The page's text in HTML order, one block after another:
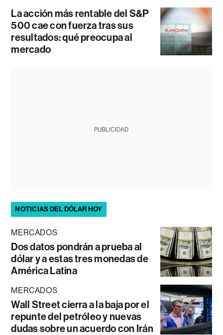
La acción más rentable del S&P
500 cae con fuerza tras sus
resultados: qué preocupa al
mercado
PUBLICIDAD
NOTICIAS DEL DÓLAR HOY
MERCADOS
Dos datos pondrán a prueba al
dólar y a estas tres monedas de
América Latina
MERCADOS
Wall Street cierra a la baja por el
repunte del petróleo y nuevas
dudas sobre un acuerdo con Irán